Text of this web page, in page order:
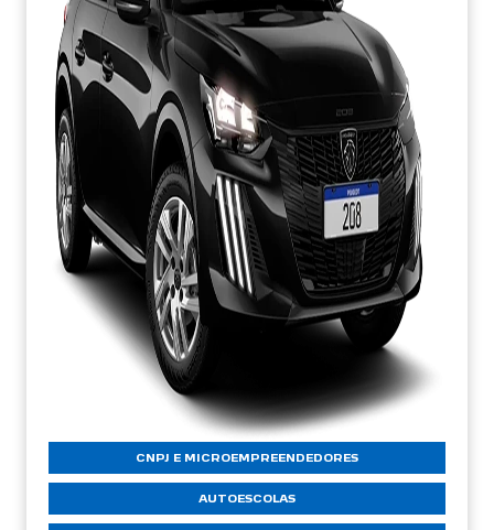
CNPJ E MICROEMPREENDEDORES
AUTOESCOLAS